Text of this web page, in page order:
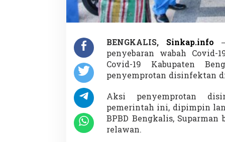
T
i
u
g
u
s
e
m
p
r
BENGKALIS, Sinkap.info
penyebaran wabah Covid-
Covid-19 Kabupaten
penyemprotan disinfektan
Aksi penyemprotan
pemerintah ini, dipimpin
BPBD Bengkalis,
relawan.